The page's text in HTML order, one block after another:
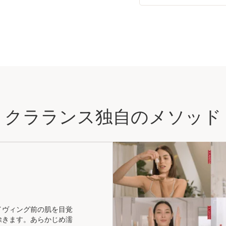
クラランス独自のメソッド
ィング前の肌を目覚
ます。あらかじめ濡